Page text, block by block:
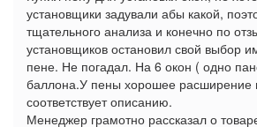
установщики задували абы какой,
тщательного анализа и конечно по
установщиков остановил свой выбор
пене. Не погадал. На 6 окон ( одно
баллона.У пены хорошее расширение
соответствует описанию.
Менеджер грамотно рассказал о